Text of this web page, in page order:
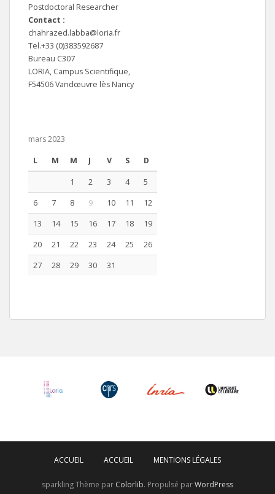
Postdoctoral Researcher
Contact :
chahrazed.labba@loria.fr
Tel.+33 (0)383592687
Bureau C307
LORIA, Campus Scientifique,
F54506 Vandœuvre lès Nancy
mars 2023
L M M J V S D
1 2 3 4
5
6
7 8 9 10 11
12
13
14 15 16 17 18
19
20
21 22 23 24 25
26
27
28 29 30 31
ACCUEIL ACCUEIL MENTIONS LÉGALES
sparkling Thème par Colorlib. Propulsé parWordPress